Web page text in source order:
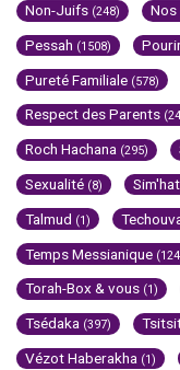
Non-Juifs (248) Nos
Pessah (1508)
Pureté Familiale (578)
Respect des Parents
Roch Hachana (295)
Sexualité (8)
Talmud (1)
Temps Messianique
Torah-Box & vous (1)
Tsédaka (397)
Vézot Haberakha (1)